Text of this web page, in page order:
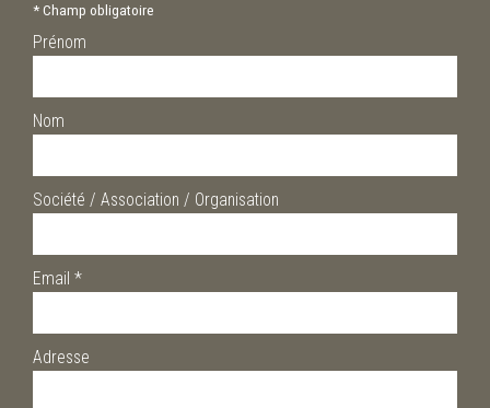
*Champ obligatoire
Prénom
Nom
Société / Association / Organisation
Email *
Adresse